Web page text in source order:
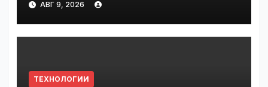
democracy | VseTime.ru
АВГ 9, 2026
ТЕХНОЛОГИИ